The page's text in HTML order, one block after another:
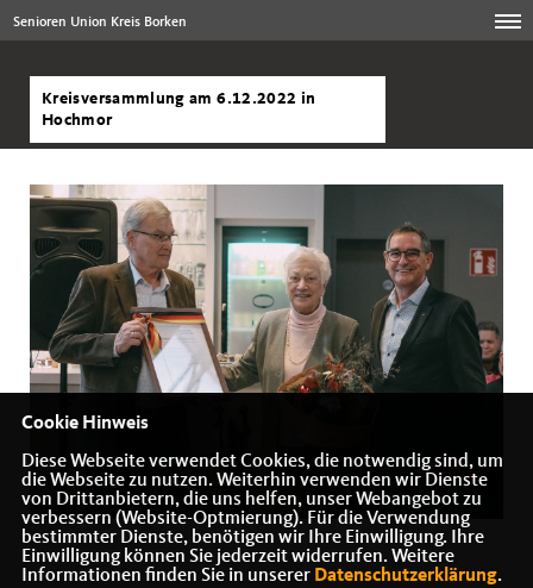
Senioren Union Kreis Borken
Kreisversammlung am 6.12.2022 in
Hochmor
Cookie Hinweis
Diese Webseite verwendet Cookies, die notwendig sind, um
die Webseite zu nutzen. Weiterhin verwenden wir Dienste
von Drittanbietern, die uns helfen, unser Webangebot zu
verbessern (Website-Optmierung). Für die Verwendung
bestimmter Dienste, benötigen wir Ihre Einwilligung. Ihre
Einwilligung können Sie jederzeit widerrufen. Weitere
Informationen finden Sie in unserer Datenschutzerklärung.